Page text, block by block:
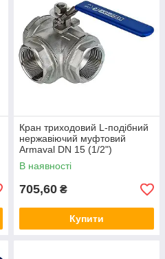
Кран триходовий L-подібний
нержавіючий муфтовий
Armaval DN 15 (1/2")
В наявності
705,60 ₴
Купити